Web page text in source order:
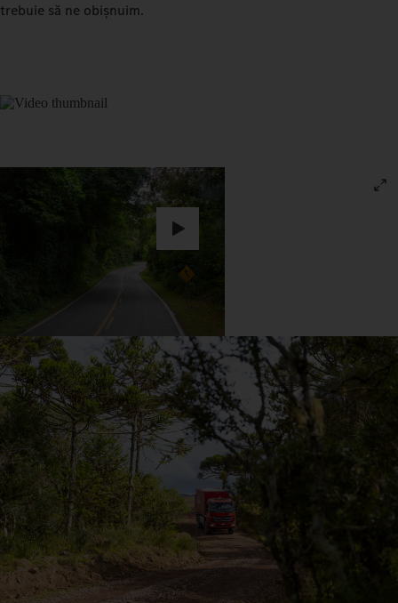
trebuie să ne obișnuim.